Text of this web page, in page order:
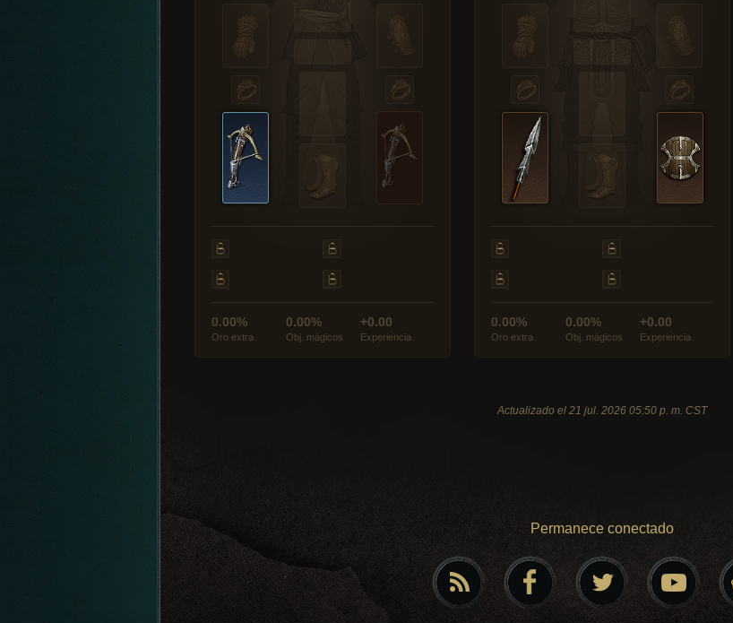
0.00%
Oro extra
0.00%
Obj. mágicos
+0.00
Experiencia
0.00%
Oro extra
0.00%
Obj. mágicos
+0.00
Experiencia
Actualizado el 21 jul. 2026 05:50 p. m. CST
Permanece conectado